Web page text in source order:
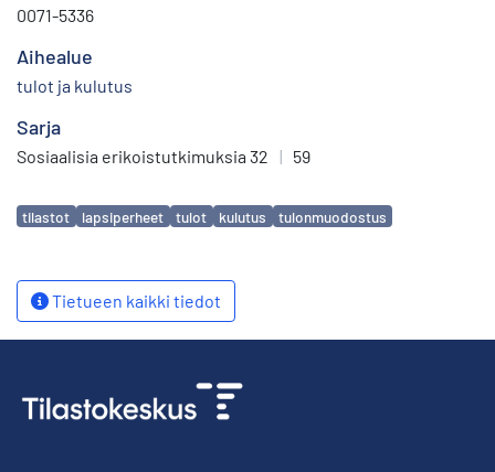
0071-5336
Aihealue
tulot ja kulutus
Sarja
Sosiaalisia erikoistutkimuksia 32 | 59
Avainsanat
tilastot lapsiperheet tulot kulutus tulonmuodostus
Tietueen kaikki tiedot